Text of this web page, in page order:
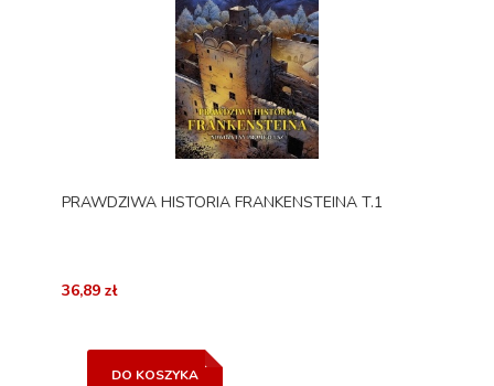
PRAWDZIWA HISTORIA FRANKENSTEINA T.1
36,89 zł
DO KOSZYKA